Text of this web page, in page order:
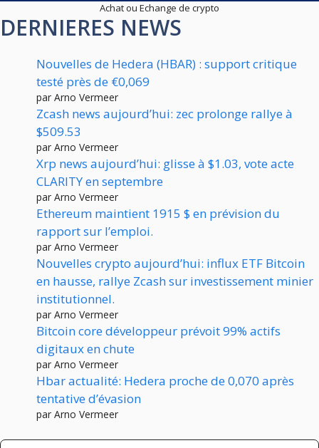
Achat ou Echange de crypto
DERNIERES NEWS
Nouvelles de Hedera (HBAR) : support critique
testé près de €0,069
par Arno Vermeer
Zcash news aujourd’hui: zec prolonge rallye à
$509.53
par Arno Vermeer
Xrp news aujourd’hui: glisse à $1.03, vote acte
CLARITY en septembre
par Arno Vermeer
Ethereum maintient 1915 $ en prévision du
rapport sur l’emploi.
par Arno Vermeer
Nouvelles crypto aujourd’hui: influx ETF Bitcoin
en hausse, rallye Zcash sur investissement minier
institutionnel.
par Arno Vermeer
Bitcoin core développeur prévoit 99% actifs
digitaux en chute
par Arno Vermeer
Hbar actualité: Hedera proche de 0,070 après
tentative d’évasion
par Arno Vermeer